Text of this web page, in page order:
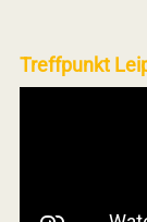
Treffpunkt